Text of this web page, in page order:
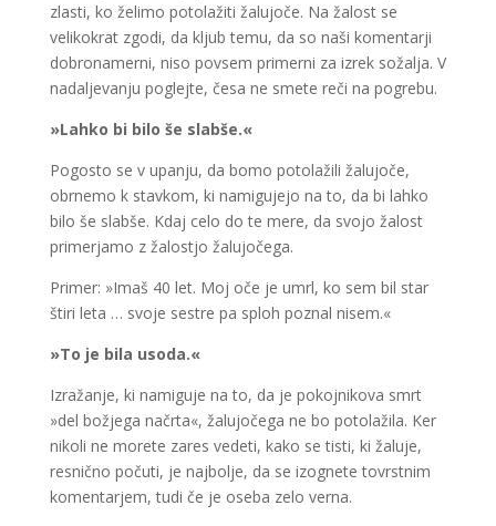
zlasti, ko želimo potolažiti žalujoče. Na žalost se
velikokrat zgodi, da kljub temu, da so naši komentarji
dobronamerni, niso povsem primerni za izrek sožalja. V
nadaljevanju poglejte, česa ne smete reči na pogrebu.
»Lahko bi bilo še slabše.«
Pogosto se v upanju, da bomo potolažili žalujoče,
obrnemo k stavkom, ki namigujejo na to, da bi lahko
bilo še slabše. Kdaj celo do te mere, da svojo žalost
primerjamo z žalostjo žalujočega.
Primer: »Imaš 40 let. Moj oče je umrl, ko sem bil star
štiri leta … svoje sestre pa sploh poznal nisem.«
»To je bila usoda.«
Izražanje, ki namiguje na to, da je pokojnikova smrt
»del božjega načrta«, žalujočega ne bo potolažila. Ker
nikoli ne morete zares vedeti, kako se tisti, ki žaluje,
resnično počuti, je najbolje, da se izognete tovrstnim
komentarjem, tudi če je oseba zelo verna.